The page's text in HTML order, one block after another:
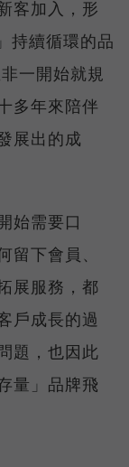
客加入，形
續循環的品
一開始就規
多年來陪伴
展出的成
始需要口
下會員、
展服務，都
戶成長的過
題，也因此
量」品牌飛